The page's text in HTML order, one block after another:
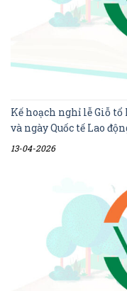
Kế hoạch nghỉ lễ Giỗ
và ngày Quốc tế Lao
13-04-2026